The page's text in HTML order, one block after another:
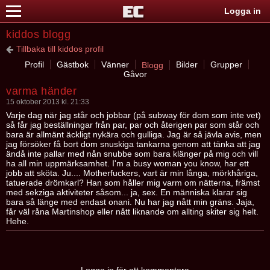
Logga in
kiddos blogg
Tillbaka till kiddos profil
Profil
Gästbok Vänner Blogg Bilder
Grupper
Gåvor
varma händer
15 oktober 2013 kl. 21:33
Varje dag när jag står och jobbar (på subway för dom som inte vet)
så får jag beställningar från par, par och återigen par som står och
bara är allmänt äckligt nykära och gulliga. Jag är så jävla avis, men
jag försöker få bort dom snuskiga tankarna genom att tänka att jag
ändå inte pallar med nån snubbe som bara klänger på mig och vill
ha all min uppmärksamhet. I'm a busy woman you know, har ett
jobb att sköta. Ju.... Motherfuckers, vart är min långa, mörkhåriga,
tatuerade drömkarl? Han som håller mig varm om nätterna, främst
med sekziga aktiviteter såsom... ja, sex. En människa klarar sig
bara så länge med endast onani. Nu har jag nått min gräns. Jaja,
får väl råna Martinshop eller nått liknande om allting skiter sig helt.
Hehe.